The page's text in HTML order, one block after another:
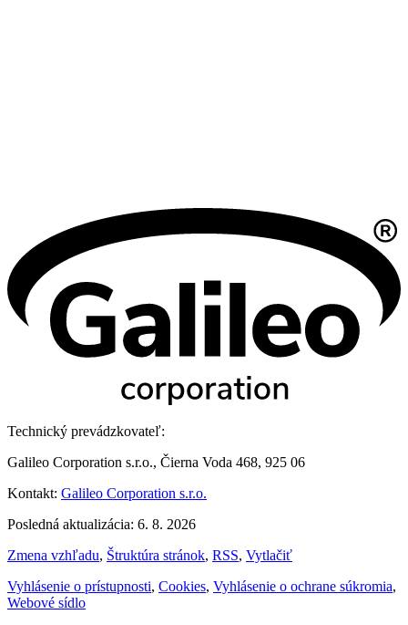
Technický prevádzkovateľ:
Galileo Corporation s.r.o., Čierna Voda 468, 925 06
Kontakt: Galileo Corporation s.r.o.
Posledná aktualizácia: 6. 8. 2026
Zmena vzhľadu, Štruktúra stránok, RSS, Vytlačiť
Vyhlásenie o prístupnosti, Cookies, Vyhlásenie o ochrane súkromia,
Webové sídlo